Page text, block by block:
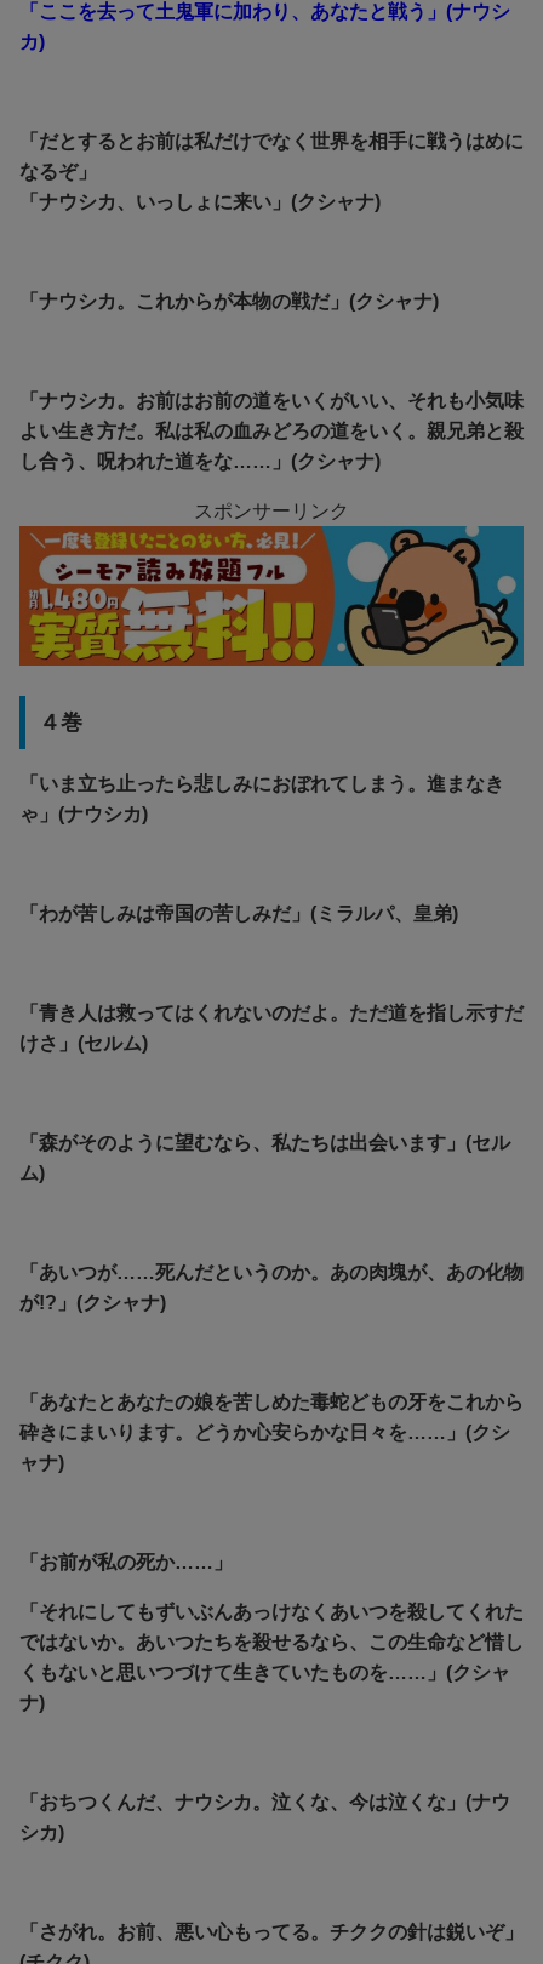
「ここを去って土鬼軍に加わり、あなたと戦う」(ナウシ
カ)
「だとするとお前は私だけでなく世界を相手に戦うはめに
なるぞ」
「ナウシカ、いっしょに来い」(クシャナ)
「ナウシカ。これからが本物の戦だ」(クシャナ)
「ナウシカ。お前はお前の道をいくがいい、それも小気味
よい生き方だ。私は私の血みどろの道をいく。親兄弟と殺
し合う、呪われた道をな……」(クシャナ)
スポンサーリンク
４巻
「いま立ち止ったら悲しみにおぼれてしまう。進まなき
ゃ」(ナウシカ)
「わが苦しみは帝国の苦しみだ」(ミラルパ、皇弟)
「青き人は救ってはくれないのだよ。ただ道を指し示すだ
けさ」(セルム)
「森がそのように望むなら、私たちは出会います」(セル
ム)
「あいつが……死んだというのか。あの肉塊が、あの化物
が!?」(クシャナ)
「あなたとあなたの娘を苦しめた毒蛇どもの牙をこれから
砕きにまいります。どうか心安らかな日々を……」(クシ
ャナ)
「お前が私の死か……」
「それにしてもずいぶんあっけなくあいつを殺してくれた
ではないか。あいつたちを殺せるなら、この生命など惜し
くもないと思いつづけて生きていたものを……」(クシャ
ナ)
「おちつくんだ、ナウシカ。泣くな、今は泣くな」(ナウ
シカ)
「さがれ。お前、悪い心もってる。チククの針は鋭いぞ」